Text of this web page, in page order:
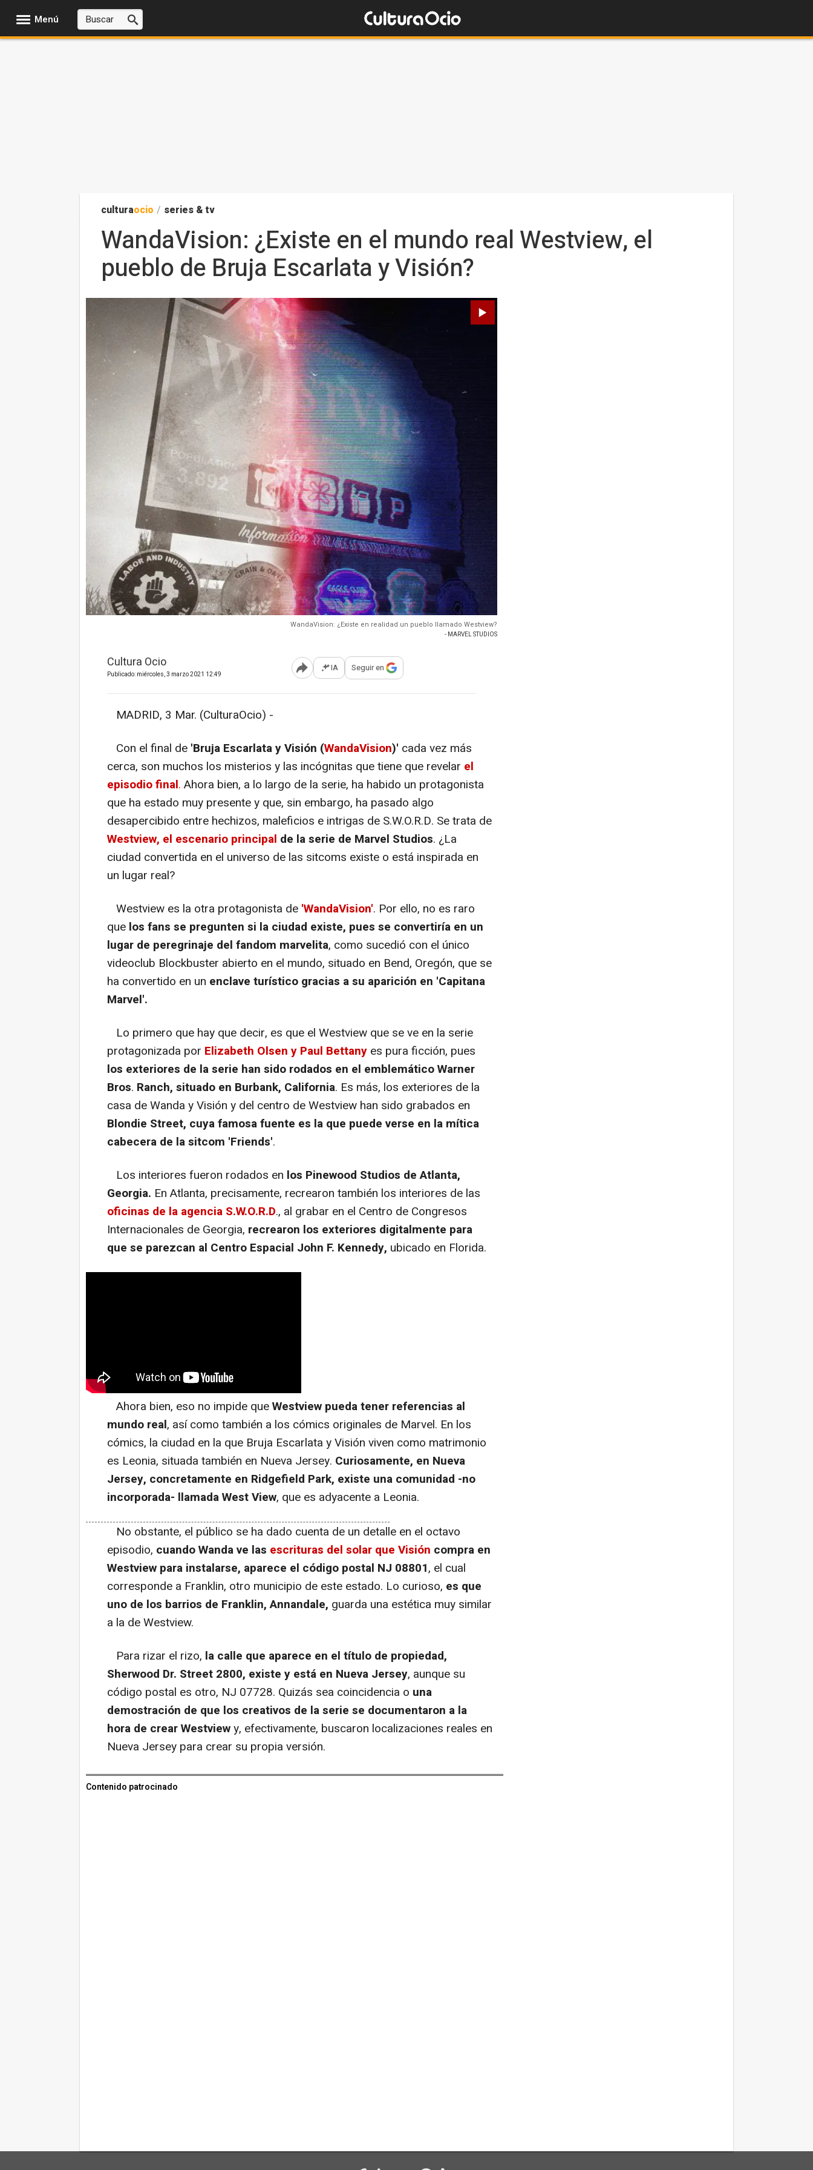
Menú
culturaocio / series & tv
WandaVision: ¿Existe en el mundo real Westview, el
pueblo de Bruja Escarlata y Visión?
WandaVision: ¿Existe en realidad un pueblo llamado Westview?
- MARVEL STUDIOS
Cultura Ocio
Publicado: miércoles, 3 marzo 2021 12:49 Abrir opciones para compartir
IA Seguir en
MADRID, 3 Mar. (CulturaOcio) -
Con el final de 'Bruja Escarlata y Visión (WandaVision)' cada vez más
cerca, son muchos los misterios y las incógnitas que tiene que revelar el
episodio final. Ahora bien, a lo largo de la serie, ha habido un protagonista
que ha estado muy presente y que, sin embargo, ha pasado algo
desapercibido entre hechizos, maleficios e intrigas de S.W.O.R.D. Se trata de
Westview, el escenario principal de la serie de Marvel Studios. ¿La
ciudad convertida en el universo de las sitcoms existe o está inspirada en
un lugar real?
Westview es la otra protagonista de 'WandaVision'. Por ello, no es raro
que los fans se pregunten si la ciudad existe, pues se convertiría en un
lugar de peregrinaje del fandom marvelita, como sucedió con el único
videoclub Blockbuster abierto en el mundo, situado en Bend, Oregón, que se
ha convertido en un enclave turístico gracias a su aparición en 'Capitana
Marvel'.
Lo primero que hay que decir, es que el Westview que se ve en la serie
protagonizada por Elizabeth Olsen y Paul Bettany es pura ficción, pues
los exteriores de la serie han sido rodados en el emblemático Warner
Bros. Ranch, situado en Burbank, California. Es más, los exteriores de la
casa de Wanda y Visión y del centro de Westview han sido grabados en
Blondie Street, cuya famosa fuente es la que puede verse en la mítica
cabecera de la sitcom 'Friends'.
Los interiores fueron rodados en los Pinewood Studios de Atlanta,
Georgia. En Atlanta, precisamente, recrearon también los interiores de las
oficinas de la agencia S.W.O.R.D., al grabar en el Centro de Congresos
Internacionales de Georgia, recrearon los exteriores digitalmente para
que se parezcan al Centro Espacial John F. Kennedy, ubicado en Florida.
Ahora bien, eso no impide queWestview pueda tener referencias al
mundo real, así como también a los cómics originales de Marvel. En los
cómics, la ciudad en la que Bruja Escarlata y Visión viven como matrimonio
es Leonia, situada también en Nueva Jersey. Curiosamente, en Nueva
Jersey, concretamente en Ridgefield Park, existe una comunidad -no
incorporada- llamada West View, que es adyacente a Leonia.
No obstante, el público se ha dado cuenta de un detalle en el octavo
episodio, cuando Wanda ve las escrituras del solar que Visión compra en
Westview para instalarse, aparece el código postal NJ 08801, el cual
corresponde a Franklin, otro municipio de este estado. Lo curioso, es que
uno de los barrios de Franklin, Annandale, guarda una estética muy similar
a la de Westview.
Para rizar el rizo, la calle que aparece en el título de propiedad,
Sherwood Dr. Street 2800, existe y está en Nueva Jersey, aunque su
código postal es otro, NJ 07728. Quizás sea coincidencia o una
demostración de que los creativos de la serie se documentaron a la
hora de crear Westviewy, efectivamente, buscaron localizaciones reales en
Nueva Jersey para crear su propia versión.
Contenido patrocinado